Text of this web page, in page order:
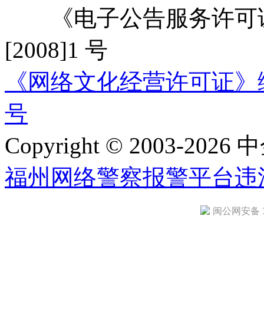
《电子公告服务许可
[2008]1 号
《网络文化经营许可证
号
Copyright © 2003-2026
福州网络警察报警平台违
闽公网安备